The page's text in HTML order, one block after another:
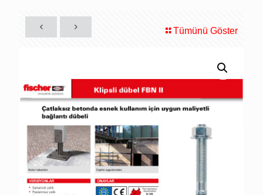
Tümünü Göster